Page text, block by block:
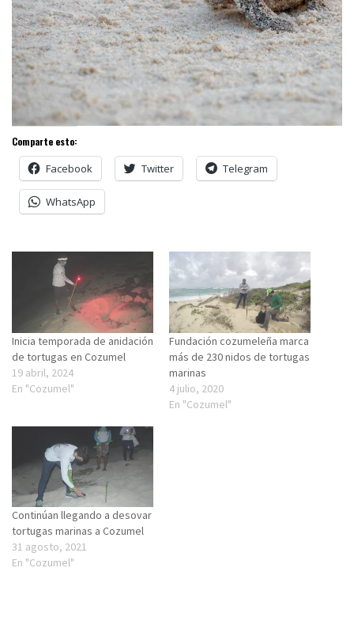
Comparte esto:
Facebook Twitter Telegram
WhatsApp
Inicia temporada de anidación
de tortugas en Cozumel
19 abril, 2024
En "Cozumel"
Fundación cozumeleña marca
más de 230 nidos de tortugas
marinas
4 julio, 2020
En "Cozumel"
Continúan llegando a desovar
tortugas marinas a Cozumel
31 agosto, 2021
En "Cozumel"